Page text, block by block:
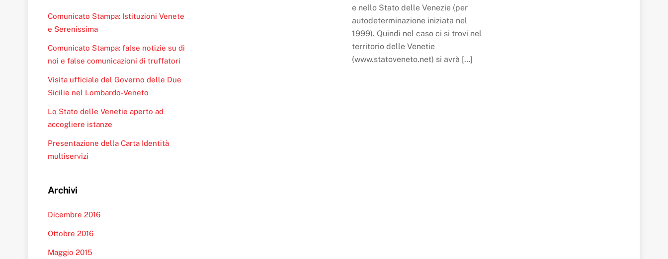
e nello Stato delle Venezie (per
autodeterminazione iniziata nel
1999). Quindi nel caso ci si trovi nel
territorio delle Venetie
(www.statoveneto.net) si avrà […]
Comunicato Stampa: Istituzioni Venete
e Serenissima
Comunicato Stampa: false notizie su di
noi e false comunicazioni di truffatori
Visita ufficiale del Governo delle Due
Sicilie nel Lombardo-Veneto
Lo Stato delle Venetie aperto ad
accogliere istanze
Presentazione della Carta Identità
multiservizi
Archivi
Dicembre 2016
Ottobre 2016
Maggio 2015